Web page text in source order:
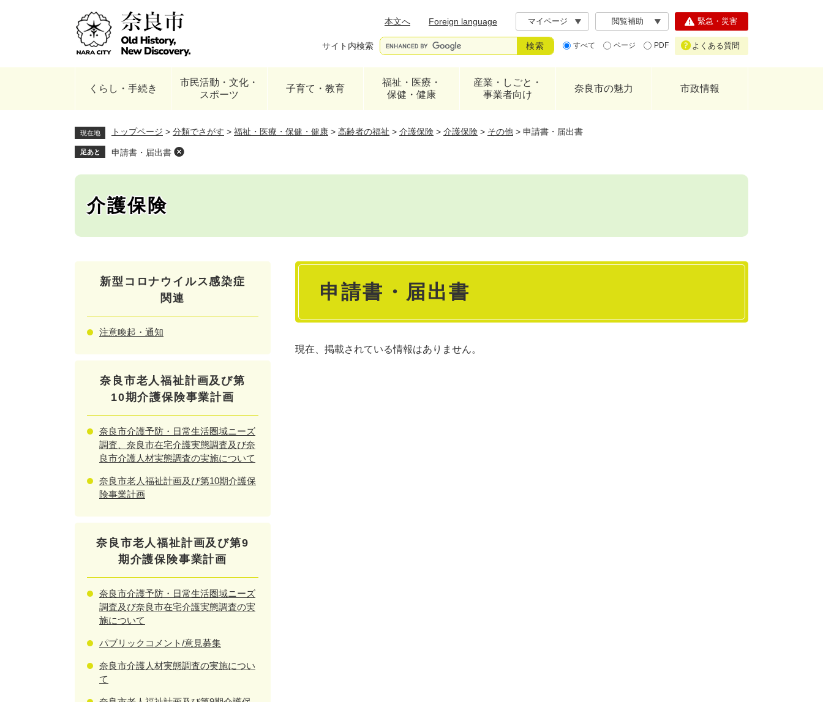
本文へ
Foreign language マイページ 閲覧補助
サイト内検索 すべて ページ PDF
緊急・災害
よくある質問
くらし・手続き
市民活動・文化・
スポーツ
子育て・教育
福祉・医療・
保健・健康
産業・しごと・
事業者向け
奈良市の魅力 市政情報
現在地 トップページ > 分類でさがす > 福祉・医療・保健・健康 > 高齢者の福祉 > 介護保険 > 介護保険 > その他 > 申請書・届出書
足あと 申請書・届出書
介護保険
本
申請書・届出書
現在、掲載されている情報はありません。
新型コロナウイルス感染症
関連
注意喚起・通知
奈良市老人福祉計画及び第
10期介護保険事業計画
奈良市介護予防・日常生活圏域ニーズ
調査、奈良市在宅介護実態調査及び奈
良市介護人材実態調査の実施について
奈良市老人福祉計画及び第10期介護保
険事業計画
奈良市老人福祉計画及び第9
期介護保険事業計画
奈良市介護予防・日常生活圏域ニーズ
調査及び奈良市在宅介護実態調査の実
施について
パブリックコメント/意見募集
奈良市介護人材実態調査の実施につい
て